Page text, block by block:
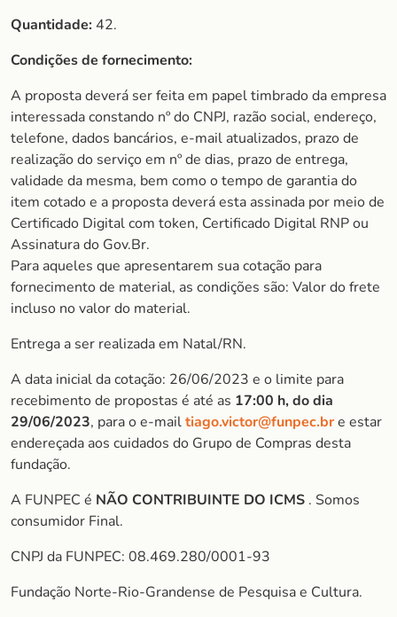
Quantidade: 42.
Condições de fornecimento:
A proposta deverá ser feita em papel timbrado da empresa
interessada constando nº do CNPJ, razão social, endereço,
telefone, dados bancários, e-mail atualizados, prazo de
realização do serviço em nº de dias, prazo de entrega,
validade da mesma, bem como o tempo de garantia do
item cotado e a proposta deverá esta assinada por meio de
Certificado Digital com token, Certificado Digital RNP ou
Assinatura do Gov.Br.
Para aqueles que apresentarem sua cotação para
fornecimento de material, as condições são: Valor do frete
incluso no valor do material.
Entrega a ser realizada em Natal/RN.
A data inicial da cotação: 26/06/2023 e o limite para
recebimento de propostas é até as 17:00 h, do dia
29/06/2023, para o e-mailtiago.victor@funpec.bre estar
endereçada aos cuidados do Grupo de Compras desta
fundação.
A FUNPEC é NÃO CONTRIBUINTE DO ICMS . Somos
consumidor Final.
CNPJ da FUNPEC: 08.469.280/0001-93
Fundação Norte-Rio-Grandense de Pesquisa e Cultura.